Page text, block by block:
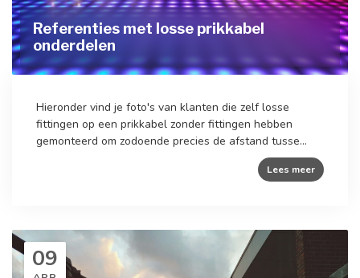
Referenties met losse prikkabel
onderdelen
Hieronder vind je foto's van klanten die zelf losse
fittingen op een prikkabel zonder fittingen hebben
gemonteerd om zodoende precies de afstand tusse...
Lees meer
09